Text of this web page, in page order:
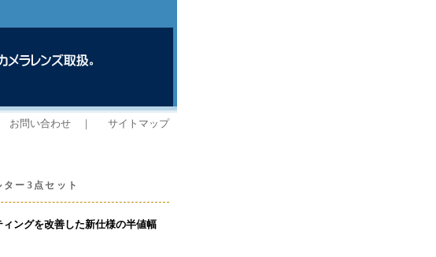
お問い合わせ ｜ サイトマップ
ー3点セット
ングを改善した新仕様の半値幅